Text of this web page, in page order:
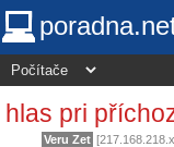
hlas pri
Veru Zet